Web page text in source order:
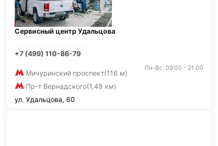
Сервисный центр Удальцова
+7 (499) 110-86-79
Мичуринский проспект(116 м)
Пр-т Вернадского(1,49 км)
Пн-Вс: 09:00 - 21:00
ул. Удальцова, 60